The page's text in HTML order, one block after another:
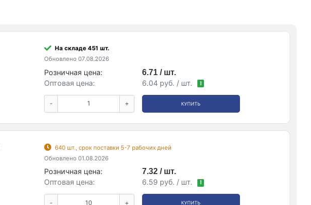
На складе 451 шт.
Обновлено 07.08.2026
Розничная цена:
6.71 / шт.
Оптовая цена:
6.04 руб. / шт. !
- + КУПИТЬ
640 шт., срок поставки 5-7 рабочих дней
Обновлено 01.08.2026
Розничная цена:
7.32 / шт.
Оптовая цена:
6.59 руб. / шт. !
- + КУПИТЬ